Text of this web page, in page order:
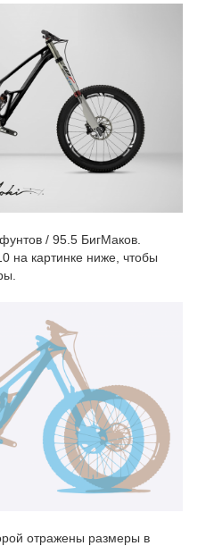
/ 95.5 БигМаков.
на картинке ниже, чтобы
отражены размеры в